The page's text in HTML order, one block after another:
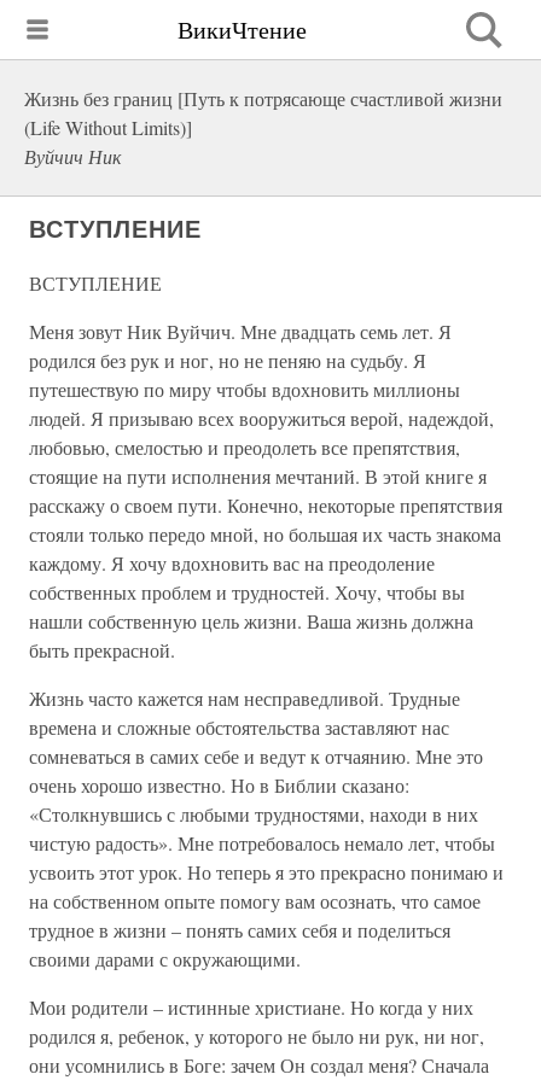
ВикиЧтение
Жизнь без границ [Путь к потрясающе счастливой жизни
(Life Without Limits)]
Вуйчич Ник
ВСТУПЛЕНИЕ
ВСТУПЛЕНИЕ
Меня зовут Ник Вуйчич. Мне двадцать семь лет. Я
родился без рук и ног, но не пеняю на судьбу. Я
путешествую по миру чтобы вдохновить миллионы
людей. Я призываю всех вооружиться верой, надеждой,
любовью, смелостью и преодолеть все препятствия,
стоящие на пути исполнения мечтаний. В этой книге я
расскажу о своем пути. Конечно, некоторые препятствия
стояли только передо мной, но большая их часть знакома
каждому. Я хочу вдохновить вас на преодоление
собственных проблем и трудностей. Хочу, чтобы вы
нашли собственную цель жизни. Ваша жизнь должна
быть прекрасной.
Жизнь часто кажется нам несправедливой. Трудные
времена и сложные обстоятельства заставляют нас
сомневаться в самих себе и ведут к отчаянию. Мне это
очень хорошо известно. Но в Библии сказано:
«Столкнувшись с любыми трудностями, находи в них
чистую радость». Мне потребовалось немало лет, чтобы
усвоить этот урок. Но теперь я это прекрасно понимаю и
на собственном опыте помогу вам осознать, что самое
трудное в жизни – понять самих себя и поделиться
своими дарами с окружающими.
Мои родители – истинные христиане. Но когда у них
родился я, ребенок, у которого не было ни рук, ни ног,
они усомнились в Боге: зачем Он создал меня? Сначала